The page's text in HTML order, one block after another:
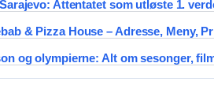
Attentatet som utløste 1.
& Pizza House – Adresse, Meny,
og olympierne: Alt om sesonger,